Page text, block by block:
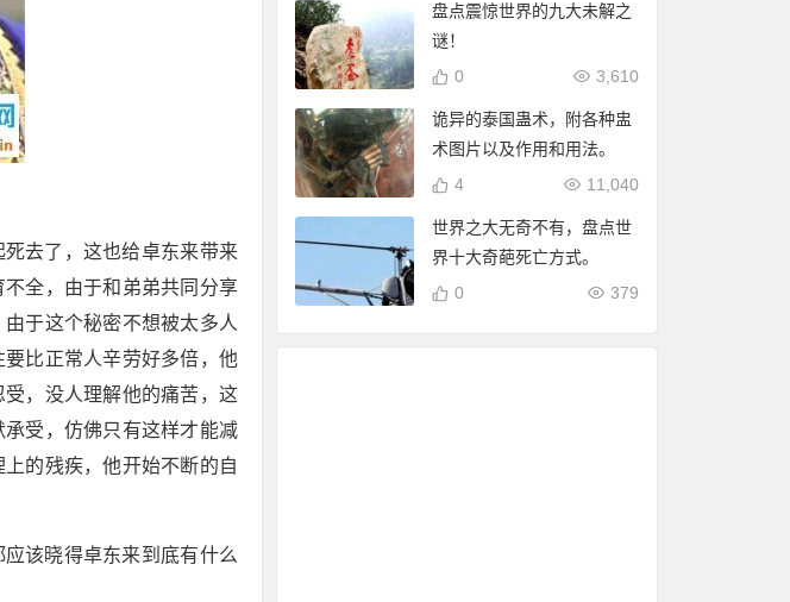
去了，这也给卓东来带来
全，由于和弟弟共同分享
于这个秘密不想被太多人
比正常人辛劳好多倍，他
，没人理解他的痛苦，这
受，仿佛只有这样才能减
的残疾，他开始不断的自
该晓得卓东来到底有什么
盘点震惊世界的九大未解之
谜！
3,610
0
诡异的泰国蛊术，附各种盅
术图片以及作用和用法。
11,040
4
世界之大无奇不有，盘点世
界十大奇葩死亡方式。
379
0